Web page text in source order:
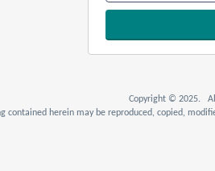
Copyright © 2025. All
contained herein may be reproduced, copied,